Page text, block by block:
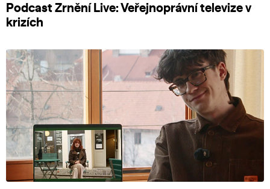
Podcast Zrnění Live: Veřejnoprávní televize v
krizích